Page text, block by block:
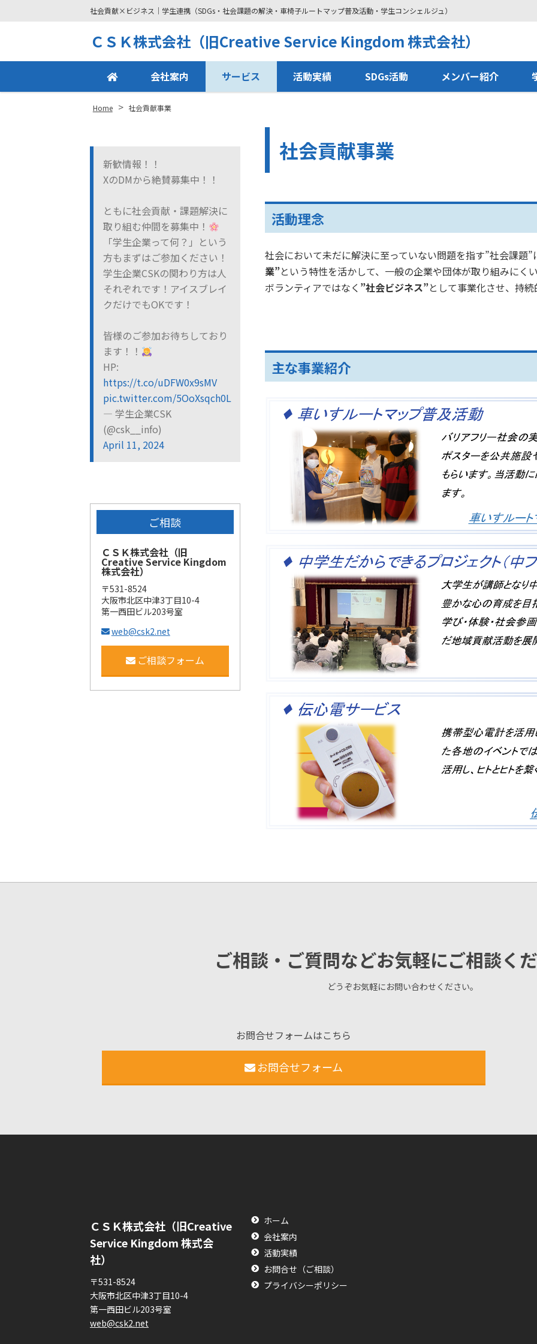
社会貢献×ビジネス｜学生連携（SDGs・社会課題の解決・車椅子ルートマップ普及活動・学生コンシェルジュ）
ＣＳＫ株式会社（旧Creative Service Kingdom 株式会社）
会社案内 サービス 活動実績 SDGs活動 メンバー紹介
Home > 社会貢献事業
社会貢献事業
活動理念
社会において未だに解決に至っていない問題を指す”社会課題
業”という特性を活かして、一般の企業や団体が取り組みにく
ボランティアではなく ”社会ビジネス”として事業化させ、持
主な事業紹介
新歓情報！！
XのDMから絶賛募集中！！
ともに社会貢献・課題解決に
取り組む仲間を募集中！
「学生企業って何？」という
方もまずはご参加ください！
学生企業CSKの関わり方は人
それぞれです！アイスブレイ
クだけでもOKです！
皆様のご参加お待ちしており
ます！！
HP:
https://t.co/uDFW0x9sMV
pic.twitter.com/5OoXsqch0L
— 学生企業CSK
(@csk__info)
April 11, 2024
ご相談
ＣＳＫ株式会社（旧
Creative Service Kingdom
株式会社）
〒531-8524
大阪市北区中津3丁目10-4
第一西田ビル203号室
web@csk2.net
ご相談フォーム
ご相談・ご質問などお気軽にご相談く
どうぞお気軽にお問い合わせください。
お問合せフォームはこちら
お問合せフォーム
Footer
ＣＳＫ株式会社（旧Creative
Service Kingdom 株式会
社）
〒531-8524
大阪市北区中津3丁目10-4
第一西田ビル203号室
web@csk2.net
ホーム
会社案内
活動実績
お問合せ（ご相談）
プライバシーポリシー